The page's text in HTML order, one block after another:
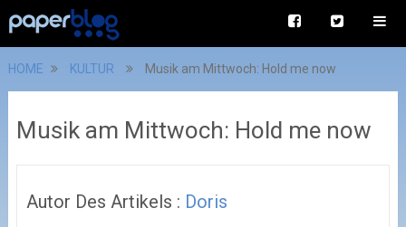
HOME KULTUR Musik am Mittwoch: Hold me now
Musik am Mittwoch: Hold me now
Autor Des Artikels : Doris